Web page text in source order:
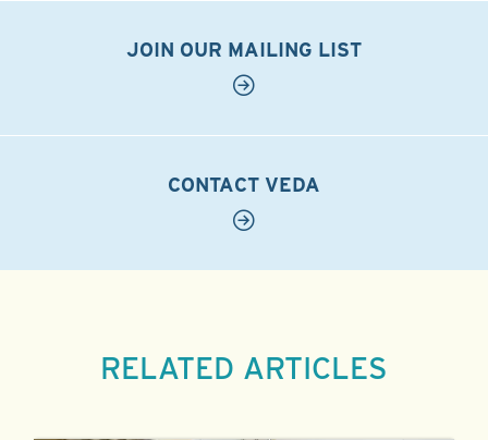
JOIN OUR MAILING LIST
CONTACT VEDA
RELATED ARTICLES